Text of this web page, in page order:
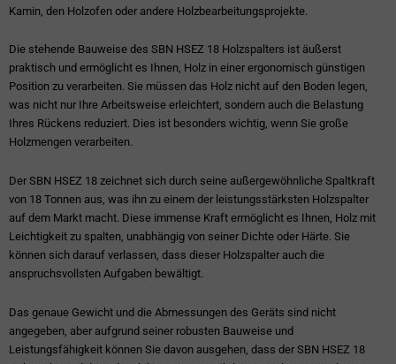
Kamin, den Holzofen oder andere Holzbearbeitungsprojekte.
Die stehende Bauweise des SBN HSEZ 18 Holzspalters ist äußerst
praktisch und ermöglicht es Ihnen, Holz in einer ergonomisch günstigen
Position zu verarbeiten. Sie müssen das Holz nicht auf den Boden legen,
was nicht nur Ihre Arbeitsweise erleichtert, sondern auch die Belastung
Ihres Rückens reduziert. Dies ist besonders wichtig, wenn Sie große
Holzmengen verarbeiten.
Der SBN HSEZ 18 zeichnet sich durch seine außergewöhnliche Spaltkraft
von 18 Tonnen aus, was ihn zu einem der leistungsstärksten Holzspalter
auf dem Markt macht. Diese immense Kraft ermöglicht es Ihnen, Holz mit
Leichtigkeit zu spalten, unabhängig von seiner Dichte oder Härte. Sie
können sich darauf verlassen, dass dieser Holzspalter auch die
anspruchsvollsten Aufgaben bewältigt.
Das genaue Gewicht und die Abmessungen des Geräts sind nicht
angegeben, aber aufgrund seiner robusten Bauweise und
Leistungsfähigkeit können Sie davon ausgehen, dass der SBN HSEZ 18